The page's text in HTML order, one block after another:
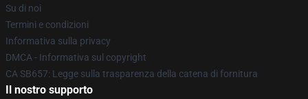
Su di noi
Termini e condizioni
Informativa sulla privacy
DMCA - Informativa sul copyright
CA SB657: Legge sulla trasparenza della catena di fornitura
Il nostro supporto